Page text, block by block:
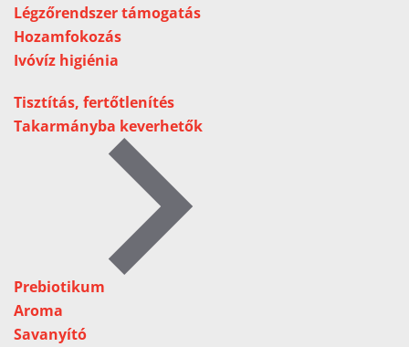
Légzőrendszer támogatás
Hozamfokozás
Ivóvíz higiénia
Tisztítás, fertőtlenítés
Takarmányba keverhetők
Prebiotikum
Aroma
Savanyító